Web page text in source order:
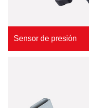
Sensor de presión